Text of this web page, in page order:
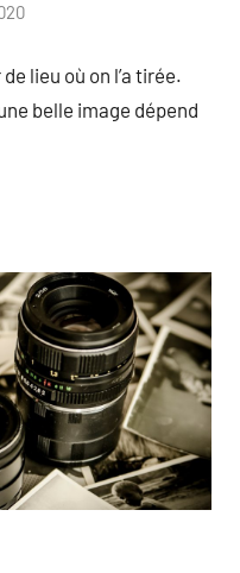
lieu où on l’a tirée.
belle image dépend